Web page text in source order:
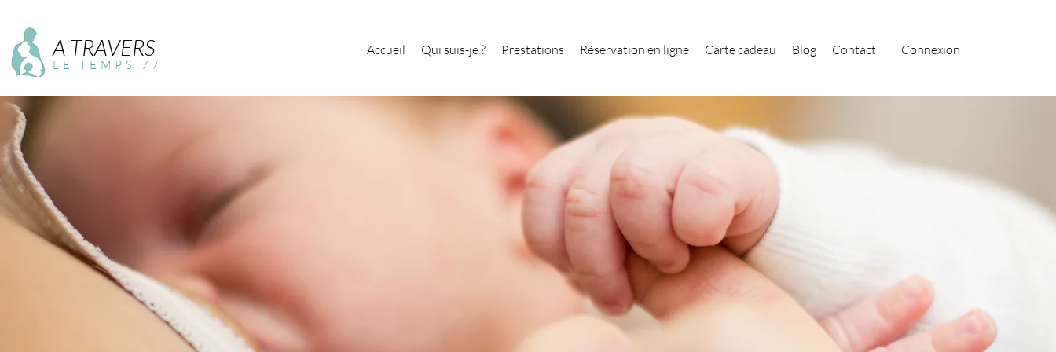
LE TEMPS 77
A TRAVERS Accueil Qui suis-je ? Prestations Réservation en ligne Carte cadeau Blog Contact Connexion